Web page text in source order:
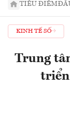
TIÊU ĐIỂM
KINH TẾ SỐ
Trung
triển